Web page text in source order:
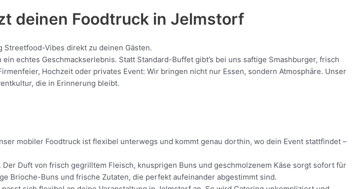
deinen Foodtruck in Jelmstorf
Vibes direkt zu deinen Gästen.
echtes Geschmackserlebnis. Statt Standard-Buffet gibt’s bei uns saftige Smashburger, frisch
Hochzeit oder privates Event: Wir bringen nicht nur Essen, sondern Atmosphäre. Unser
die in Erinnerung bleibt.
mobiler Foodtruck ist flexibel unterwegs und kommt genau dorthin, wo dein Event stattfindet –
Duft von frisch gegrilltem Fleisch, knusprigen Buns und geschmolzenem Käse sorgt sofort für
Brioche-Buns und frische Zutaten, die perfekt aufeinander abgestimmt sind.